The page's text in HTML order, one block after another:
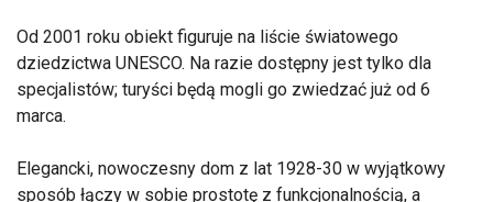
Od 2001 roku obiekt figuruje na liście światowego
dziedzictwa UNESCO. Na razie dostępny jest tylko dla
specjalistów; turyści będą mogli go zwiedzać już od 6
marca.
Elegancki, nowoczesny dom z lat 1928-30 w wyjątkowy
sposób łączy w sobie prostotę z funkcjonalnością, a